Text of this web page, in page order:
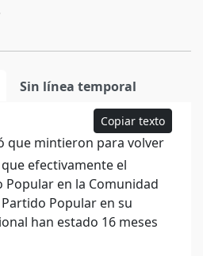
Sin línea temporal
Copiar texto
que mintieron para volver
efectivamente el
en la Comunidad
Popular en su
han estado 16 meses